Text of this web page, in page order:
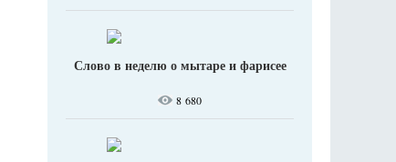
Слово в неделю о мытаре и фарисее
8 680